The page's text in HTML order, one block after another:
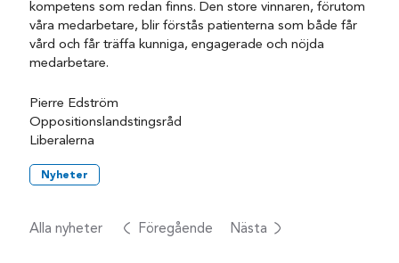
kompetens som redan finns. Den store vinnaren, förutom
våra medarbetare, blir förstås patienterna som både får
vård och får träffa kunniga, engagerade och nöjda
medarbetare.
Pierre Edström
Oppositionslandstingsråd
Liberalerna
Nyheter
Alla nyheter Föregående Nästa